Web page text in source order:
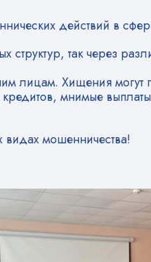
действий в
так через
лицам. Хищения могут
мнимые
видах мошенничества!